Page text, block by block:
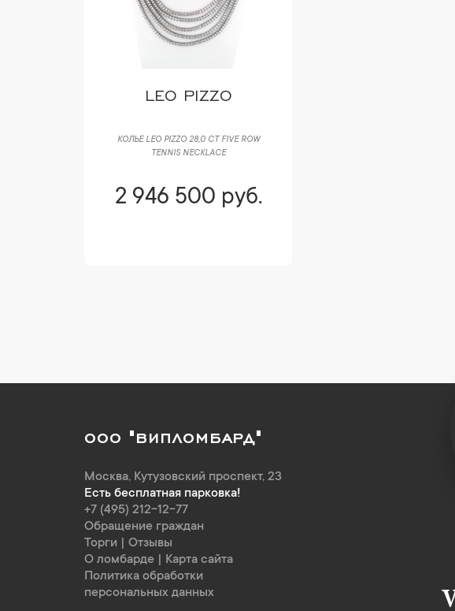
LEO PIZZO
КОЛЬЕ LEO PIZZO 28,0 CT FIVE ROW
TENNIS NECKLACE
2 946 500 руб.
ООО "ВИПЛОМБАРД"
Москва, Кутузовский проспект, 23
Есть бесплатная парковка!
+7 (495) 212-12-77
Обращение граждан
Торги
Отзывы
О ломбарде
Карта сайта
Политика обработки
персональных данных